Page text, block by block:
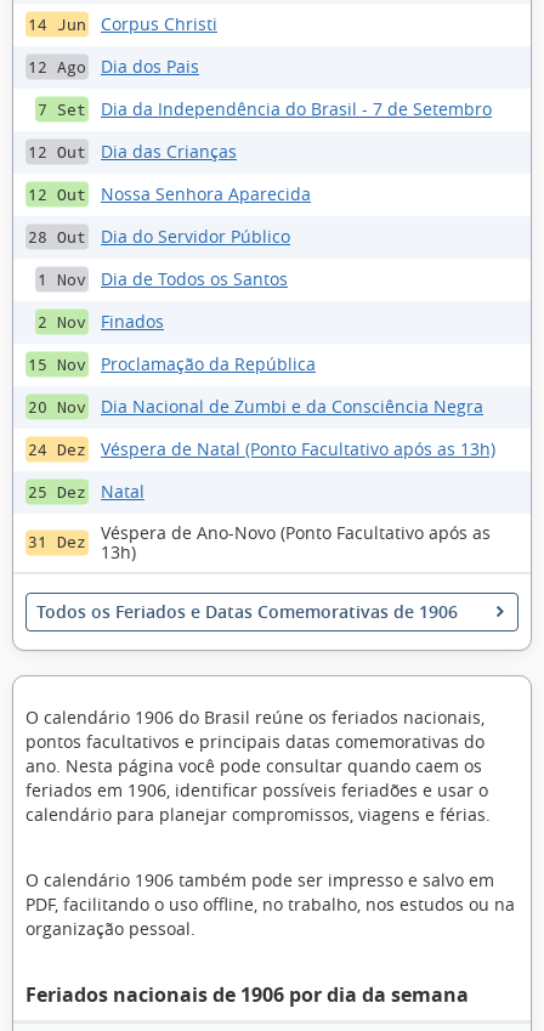
14 Jun Corpus Christi
12 Ago Dia dos Pais
7 Set Dia da Independência do Brasil - 7 de Setembro
12 Out Dia das Crianças
12 Out Nossa Senhora Aparecida
28 Out Dia do Servidor Público
1 Nov Dia de Todos os Santos
2 Nov Finados
15 Nov Proclamação da República
20 Nov Dia Nacional de Zumbi e da Consciência Negra
24 Dez Véspera de Natal (Ponto Facultativo após as 13h)
25 Dez Natal
31 Dez
Véspera de Ano-Novo (Ponto Facultativo após as
13h)
Todos os Feriados e Datas Comemorativas de 1906
O calendário 1906 do Brasil reúne os feriados nacionais,
pontos facultativos e principais datas comemorativas do
ano. Nesta página você pode consultar quando caem os
feriados em 1906, identificar possíveis feriadões e usar o
calendário para planejar compromissos, viagens e férias.
O calendário 1906 também pode ser impresso e salvo em
PDF, facilitando o uso offline, no trabalho, nos estudos ou na
organização pessoal.
Feriados nacionais de 1906 por dia da semana